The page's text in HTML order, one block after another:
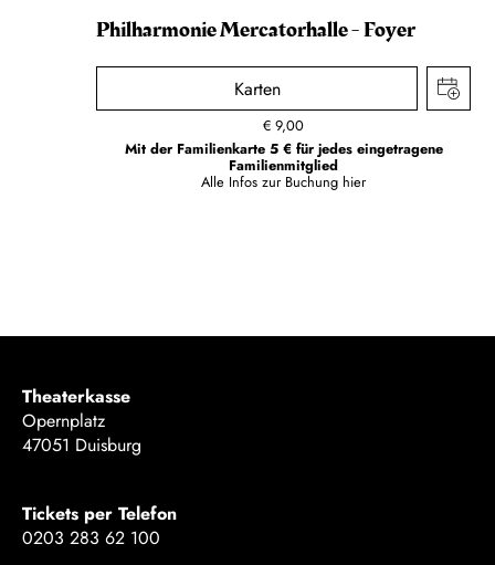
Philharmonie Mercatorhalle - Foyer
Karten
€9,00
Mit der Familienkarte 5 € für jedes eingetragene
Familienmitglied
Alle Infos zur Buchung hier
Theaterkasse
Opernplatz
47051 Duisburg
Tickets per Telefon
0203 283 62 100